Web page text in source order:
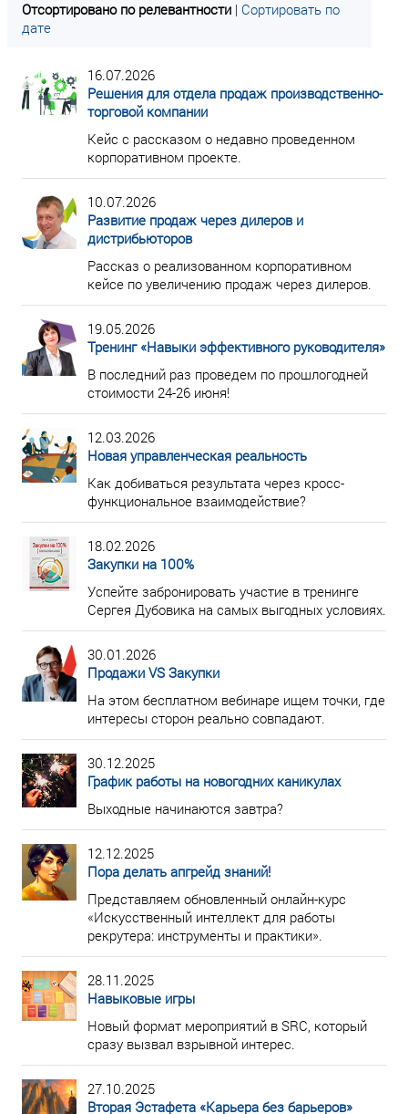
Отсортировано по релевантности | Сортировать по
дате
16.07.2026
Решения для отдела продаж производственно-
торговой компании
Кейс с рассказом о недавно проведенном
корпоративном проекте.
10.07.2026
Развитие продаж через дилеров и
дистрибьюторов
Рассказ о реализованном корпоративном
кейсе по увеличению продаж через дилеров.
19.05.2026
Тренинг «Навыки эффективного руководителя»
В последний раз проведем по прошлогодней
стоимости 24-26 июня!
12.03.2026
Новая управленческая реальность
Как добиваться результата через кросс-
функциональное взаимодействие?
18.02.2026
Закупки на 100%
Успейте забронировать участие в тренинге
Сергея Дубовика на самых выгодных условиях.
30.01.2026
Продажи VS Закупки
На этом бесплатном вебинаре ищем точки, где
интересы сторон реально совпадают.
30.12.2025
График работы на новогодних каникулах
Выходные начинаются завтра?
12.12.2025
Пора делать апгрейд знаний!
Представляем обновленный онлайн-курс
«Искусственный интеллект для работы
рекрутера: инструменты и практики».
28.11.2025
Навыковые игры
Новый формат мероприятий в SRC, который
сразу вызвал взрывной интерес.
27.10.2025
Вторая Эстафета «Карьера без барьеров»